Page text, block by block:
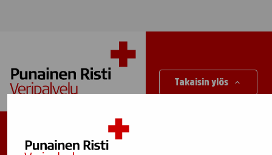
Takaisin ylös
Suomen Punainen Risti, Veripalvelu